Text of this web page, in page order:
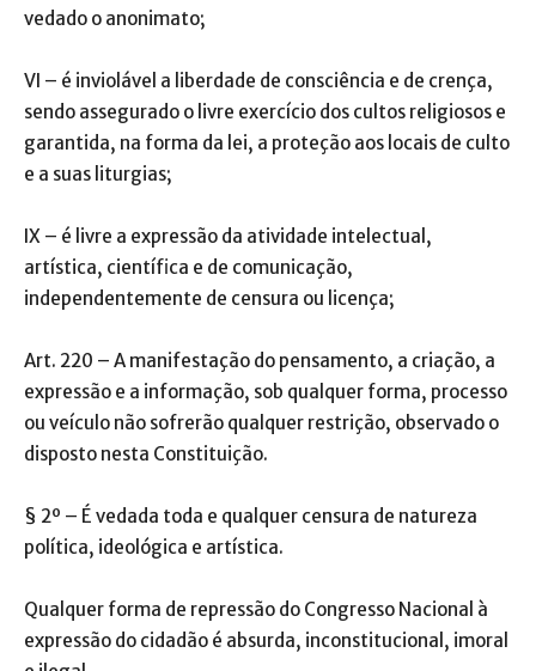
vedado o anonimato;
VI – é inviolável a liberdade de consciência e de crença,
sendo assegurado o livre exercício dos cultos religiosos e
garantida, na forma da lei, a proteção aos locais de culto
e a suas liturgias;
IX – é livre a expressão da atividade intelectual,
artística, científica e de comunicação,
independentemente de censura ou licença;
Art. 220 – A manifestação do pensamento, a criação, a
expressão e a informação, sob qualquer forma, processo
ou veículo não sofrerão qualquer restrição, observado o
disposto nesta Constituição.
§ 2º – É vedada toda e qualquer censura de natureza
política, ideológica e artística.
Qualquer forma de repressão do Congresso Nacional à
expressão do cidadão é absurda, inconstitucional, imoral